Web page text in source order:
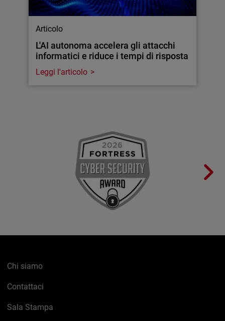
Articolo
L'AI autonoma accelera gli attacchi
informatici e riduce i tempi di risposta
Leggi l'articolo
Chi siamo
Contattaci
Sala Stampa